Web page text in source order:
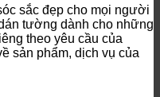
sắc đẹp cho mọi người
tường dành cho những
theo yêu cầu của
sản phẩm, dịch vụ của